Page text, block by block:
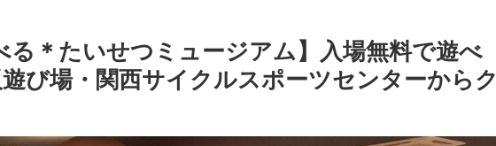
る＊たいせつミュージアム】入場無料で遊べ
び場・関西サイクルスポーツセンターからク